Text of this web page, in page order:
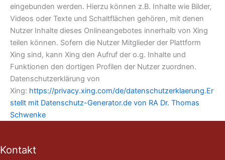
eingebunden werden. Hierzu können z.B. Inhalte wie Bilder,
Videos oder Texte und Schaltflächen gehören, mit denen
Nutzer Inhalte dieses Onlineangebotes innerhalb von Xing
teilen können. Sofern die Nutzer Mitglieder der Plattform
Xing sind, kann Xing den Aufruf der o.g. Inhalte und
Funktionen den dortigen Profilen der Nutzer zuordnen.
Datenschutzerklärung von
Xing: https://privacy.xing.com/de/datenschutzerklaerung.Er
stellt mit Datenschutz-Generator.de von RA Dr. Thomas
Schwenke
Kontakt